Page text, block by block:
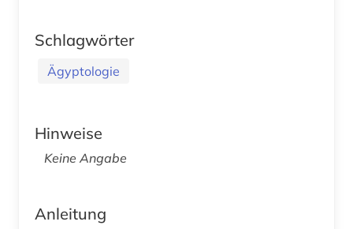
Schlagwörter
Ägyptologie
Hinweise
Keine Angabe
Anleitung